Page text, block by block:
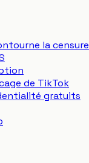
la censure
de TikTok
gratuits